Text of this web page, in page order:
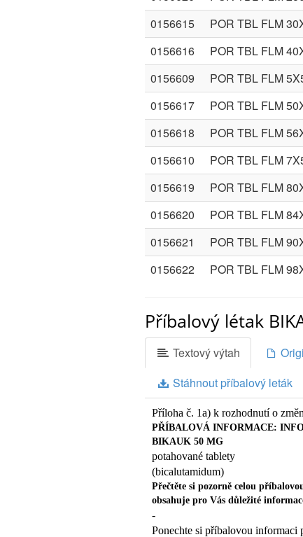
0156615
POR TBL FLM
0156616
POR TBL FLM
0156609
POR TBL FLM
0156617
POR TBL FLM
0156618
POR TBL FLM
0156610
POR TBL FLM
0156619
POR TBL FLM
0156620
POR TBL FLM
0156621
POR TBL FLM
0156622
POR TBL FLM
Příbalový létak
Textový výtah
Stáhnout příbalový leták
Příloha č. 1a) k rozhodnutí o
PŘÍBALOVÁ INFORMACE:
BIKAUK 50 MG
potahované tablety
(bicalutamidum)
Přečtěte si pozorně celou
obsahuje pro Vás důležité
-
Ponechte si příbalovou informaci